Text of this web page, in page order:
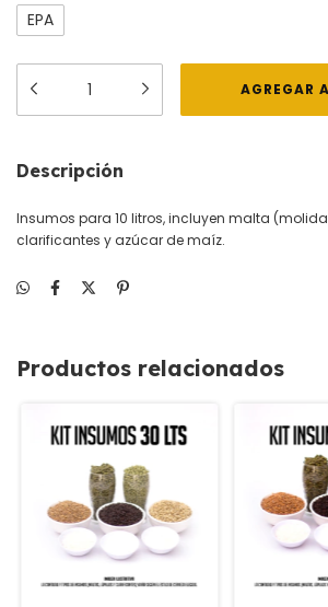
EPA
Descripción
Insumos para 10 litros, incluyen malta
clarificantes y azúcar de maíz.
Productos relacionados